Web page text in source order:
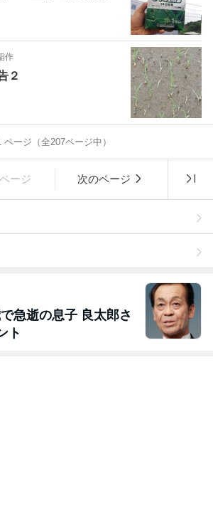
作
２
ページ（全207ページ中）
ージ 次のページ
急逝の息子 良太郎さ
ト